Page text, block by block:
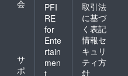
会
サ
ポ
PFI
RE
for
Ente
rtain
men
取引法
に基づ
く表記
情報セ
キュリ
ティ方
針